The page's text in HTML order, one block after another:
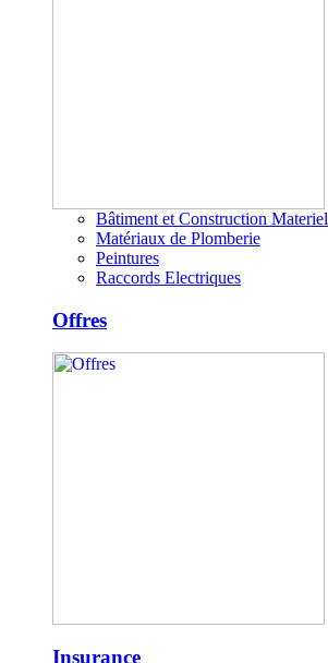
Bâtiment et Construction Materiel
Matériaux de Plomberie
Peintures
Raccords Electriques
Offres
Insurance